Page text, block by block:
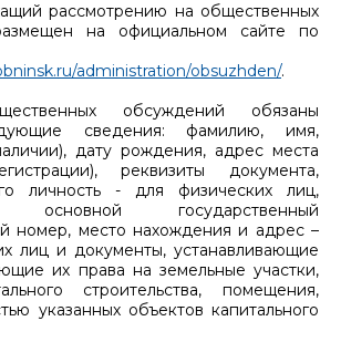
рассмотрению на общественных
на официальном сайте по
administration/obsuzhden/.
обсуждений обязаны
сведения: фамилию, имя,
дату рождения, адрес места
реквизиты документа,
личность - для физических лиц,
основной государственный
номер, место нахождения и адрес –
лиц и документы, устанавливающие
их права на земельные участки,
строительства, помещения,
указанных объектов капитального